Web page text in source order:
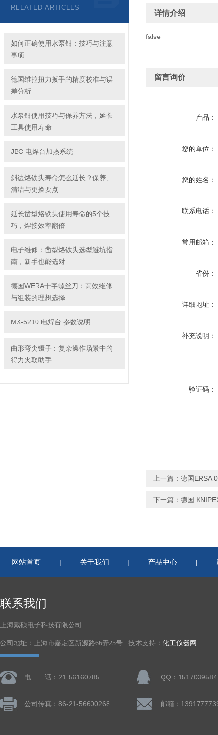
RELATED ARTICLES
如何正确使用水泵钳：技巧与注意
事项
德国维拉扭力扳手的精度校准与误
差分析
水泵钳使用技巧与保养方法，延长
工具使用寿命
JBC 电焊台加热系统
斜边烙铁头寿命怎么延长？保养、
清洁与更换要点
延长凿型烙铁头使用寿命的5个技
巧，焊接效率翻倍
电子维修：凿型烙铁头选型避坑指
南，新手也能选对
德国WERA十字螺丝刀：高效维修
与组装的理想选择
MX-5210 电焊台 参数说明
曲形弯尖镊子：复杂操作场景中的
得力夹取助手
详情介绍
false
留言询价
产品：
您的单位：
您的姓名：
联系电话：
常用邮箱：
省份：
详细地址：
补充说明：
验证码：
上一篇： 德国ERSA
下一篇： 德国
网站首页 | 关于我们 | 产品中心 |
联系我们
上海戴硕电子科技有限公司
公司地址：上海市嘉定区新源路66弄25号 技术支持： 化工仪器网
电 话：21-56160785 QQ：1517039584
公司传真：86-21-56600268